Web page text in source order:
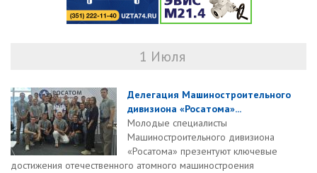
1 Июля
Делегация Машиностроительного
дивизиона «Росатома»...
Молодые специалисты
Машиностроительного дивизиона
«Росатома» презентуют ключевые
достижения отечественного атомного машиностроения